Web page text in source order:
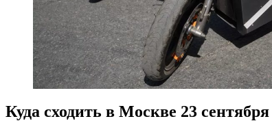
Куда сходить в Москве 23 сентября